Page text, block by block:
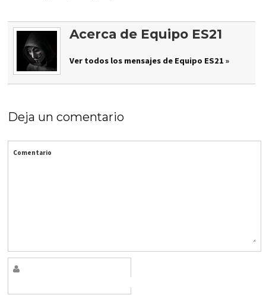
Acerca de Equipo ES21
Ver todos los mensajes de Equipo ES21 »
Deja un comentario
Comentario